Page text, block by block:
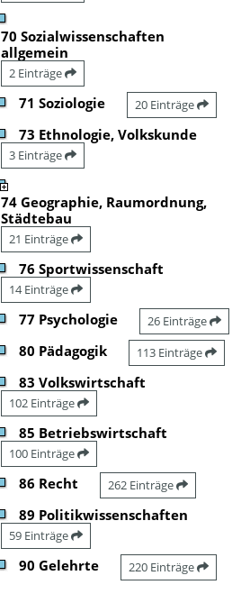
70 Sozialwissenschaften
allgemein
2 Einträge
71 Soziologie 20 Einträge
73 Ethnologie, Volkskunde
3 Einträge
74 Geographie, Raumordnung,
Städtebau
21 Einträge
76 Sportwissenschaft
14 Einträge
77 Psychologie 26 Einträge
80 Pädagogik 113 Einträge
83 Volkswirtschaft
102 Einträge
85 Betriebswirtschaft
100 Einträge
86 Recht 262 Einträge
89 Politikwissenschaften
59 Einträge
90 Gelehrte 220 Einträge